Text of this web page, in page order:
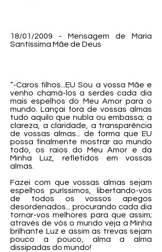
18/01/2009 - Mensagem de Maria
Santíssima Mãe de Deus
“-Caros filhos...EU Sou a vossa Mãe e
venho chamá-los a serdes cada dia
mais espelhos do Meu Amor para o
mundo. Lançai fora de vossas almas
tudo aquilo que nubla ou embassa; a
clareza, a claridade, a transparência
de vossas almas... de forma que EU
possa finalmente mostrar ao mundo
todo, os raios do Meu Amor e da
Minha Luz, refletidos em vossas
almas.
Fazei com que vossas almas sejam
espelhos puríssimos, libertando-vos
de todos os vossos apegos
desordenados... procurando cada dia
tornar-vos melhores para que assim;
através de vós o mundo veja a Minha
brilhante Luz e assim as trevas sejam
pouco a pouco, alma a alma
dissipadas do mundo!